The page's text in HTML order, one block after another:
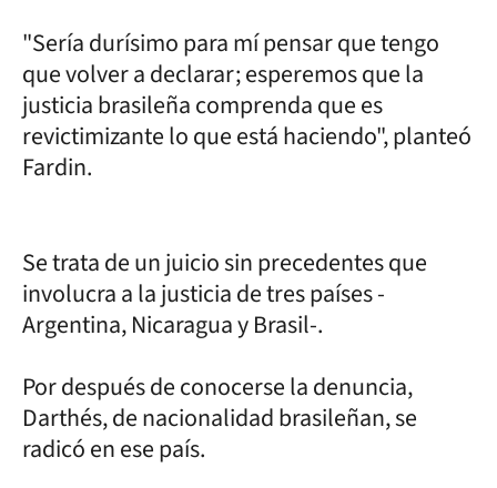
"Sería durísimo para mí pensar que tengo
que volver a declarar; esperemos que la
justicia brasileña comprenda que es
revictimizante lo que está haciendo", planteó
Fardin.
Se trata de un juicio sin precedentes que
involucra a la justicia de tres países -
Argentina, Nicaragua y Brasil-.
Por después de conocerse la denuncia,
Darthés, de nacionalidad brasileñan, se
radicó en ese país.